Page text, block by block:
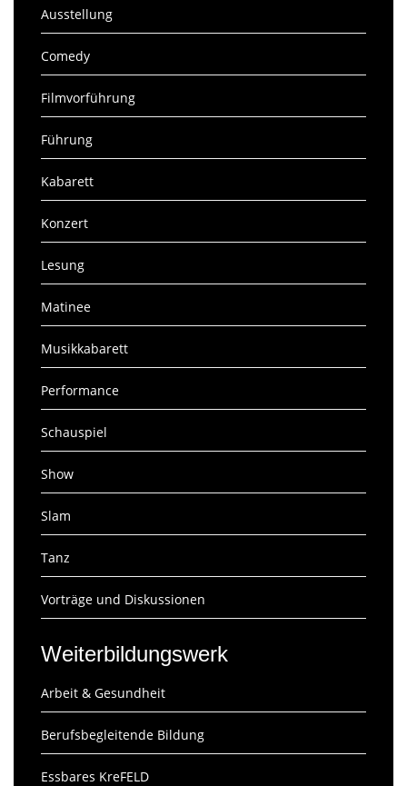
Ausstellung
Comedy
Filmvorführung
Führung
Kabarett
Konzert
Lesung
Matinee
Musikkabarett
Performance
Schauspiel
Show
Slam
Tanz
Vorträge und Diskussionen
Weiterbildungswerk
Arbeit & Gesundheit
Berufsbegleitende Bildung
Essbares KreFELD